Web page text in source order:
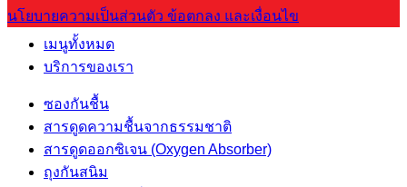
นโยบายความเป็นส่วนตัว ข้อตกลง และเงื่อนไข
เมนูทั้งหมด
บริการของเรา
ซองกันชื้น
สารดูดความชื้นจากธรรมชาติ
สารดูดออกซิเจน (Oxygen Absorber)
ถุงกันสนิม